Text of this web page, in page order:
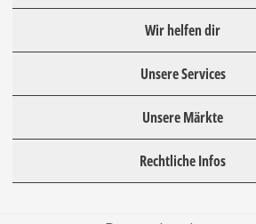
Wir helfen dir
Unsere Services
Unsere Märkte
Rechtliche Infos